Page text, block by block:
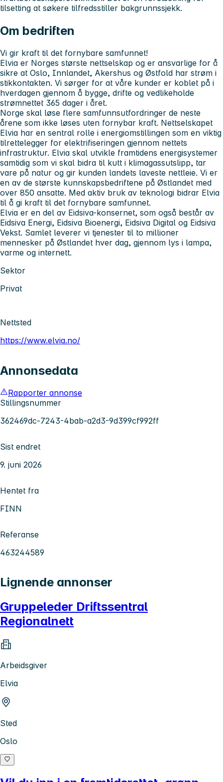
tilsetting at søkere tilfredsstiller bakgrunnssjekk.
Om bedriften
Vi gir kraft til det fornybare samfunnet!
Elvia er Norges største nettselskap og er ansvarlige for å
sikre at Oslo, Innlandet, Akershus og Østfold har strøm i
stikkontakten. Vi sørger for at våre kunder er koblet på i
hverdagen gjennom å bygge, drifte og vedlikeholde
strømnettet 365 dager i året.
Norge skal løse flere samfunnsutfordringer de neste
årene som ikke løses uten fornybar kraft. Nettselskapet
Elvia har en sentral rolle i energiomstillingen som en viktig
tilrettelegger for elektrifiseringen gjennom nettets
infrastruktur. Elvia skal utvikle framtidens energisystemer
samtidig som vi skal bidra til kutt i klimagassutslipp, tar
vare på natur og gir kunden landets laveste nettleie. Vi er
en av de største kunnskapsbedriftene på Østlandet med
over 850 ansatte. Med aktiv bruk av teknologi bidrar Elvia
til å gi kraft til det fornybare samfunnet.
Elvia er en del av Eidsiva-konsernet, som også består av
Eidsiva Energi, Eidsiva Bioenergi, Eidsiva Digital og Eidsiva
Vekst. Samlet leverer vi tjenester til to millioner
mennesker på Østlandet hver dag, gjennom lys i lampa,
varme og internett.
Sektor
Privat
Nettsted
https://www.elvia.no/
Annonsedata
Rapporter annonse
Stillingsnummer
362469dc-7243-4bab-a2d3-9d399cf992ff
Sist endret
9. juni 2026
Hentet fra
FINN
Referanse
463244589
Lignende annonser
Gruppeleder Driftssentral
Regionalnett
Arbeidsgiver
Elvia
Sted
Oslo